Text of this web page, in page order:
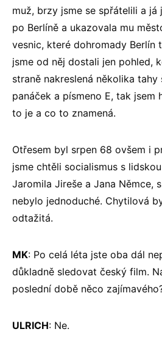
muž, brzy jsme se spřátelili a já
po Berlíně a ukazovala mu
vesnic, které dohromady Berlín
jsme od něj dostali jen pohled,
straně nakreslená několika tahy
panáček a písmeno E, tak jsem
to je a co to znamená.
Otřesem byl srpen 68 ovšem i
jsme chtěli socialismus s
Jaromila Jireše a Jana Němce,
nebylo jednoduché. Chytilová
odtažitá.
MK: Po celá léta jste oba dál
důkladně sledovat český film.
poslední době něco
ULRICH: Ne.